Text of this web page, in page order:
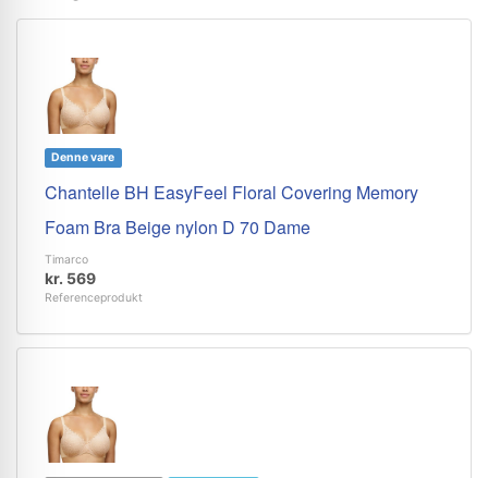
Denne vare
Chantelle BH EasyFeel Floral Covering Memory
Foam Bra Beige nylon D 70 Dame
Timarco
kr. 569
Referenceprodukt